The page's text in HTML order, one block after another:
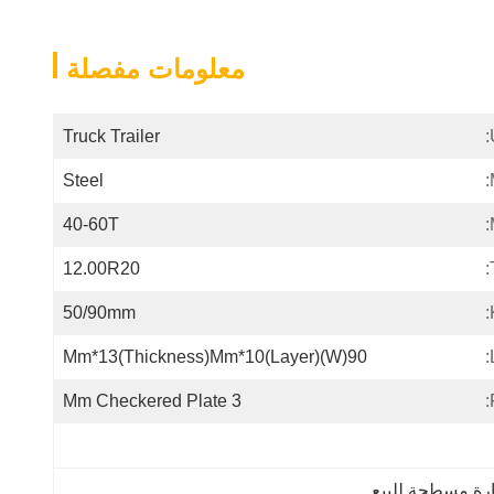
معلومات مفصلة
Truck Trailer
Steel
40-60T
12.00R20
50/90mm
90(W)mm*13(Thickness)mm*10(Layer)
3 Mm Checkered Plate